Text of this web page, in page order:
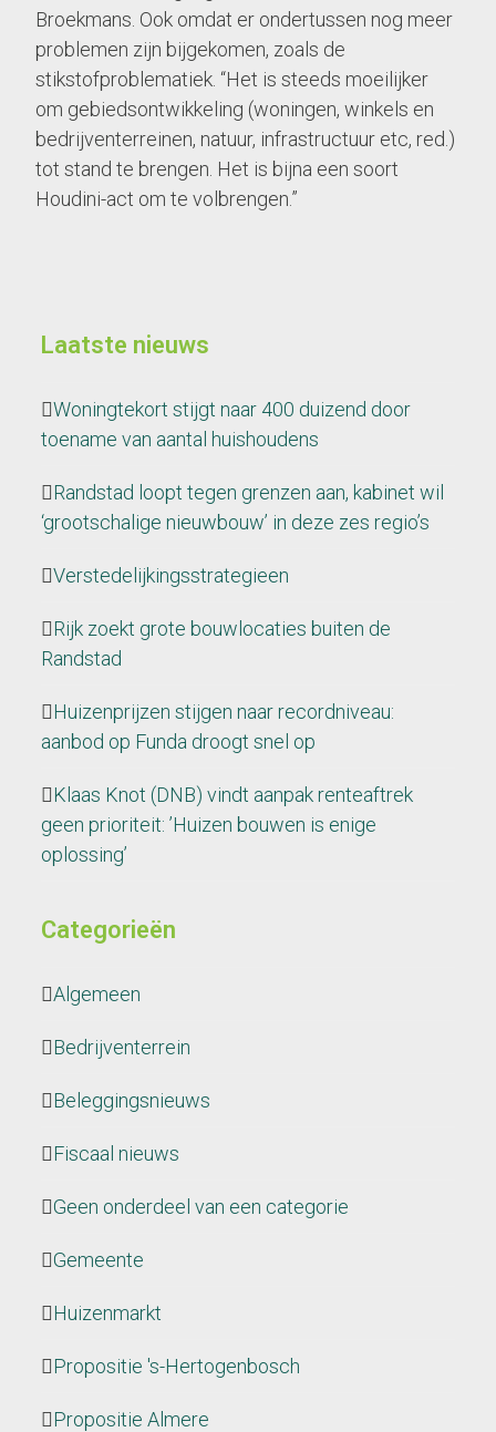
Broekmans. Ook omdat er ondertussen nog meer
problemen zijn bijgekomen, zoals de
stikstofproblematiek. “Het is steeds moeilijker
om gebiedsontwikkeling (woningen, winkels en
bedrijventerreinen, natuur, infrastructuur etc, red.)
tot stand te brengen. Het is bijna een soort
Houdini-act om te volbrengen.”
Laatste nieuws
Woningtekort stijgt naar 400 duizend door
toename van aantal huishoudens
Randstad loopt tegen grenzen aan, kabinet wil
‘grootschalige nieuwbouw’ in deze zes regio’s
Verstedelijkingsstrategieen
Rijk zoekt grote bouwlocaties buiten de
Randstad
Huizenprijzen stijgen naar recordniveau:
aanbod op Funda droogt snel op
Klaas Knot (DNB) vindt aanpak renteaftrek
geen prioriteit: ’Huizen bouwen is enige
oplossing’
Categorieën
Algemeen
Bedrijventerrein
Beleggingsnieuws
Fiscaal nieuws
Geen onderdeel van een categorie
Gemeente
Huizenmarkt
Propositie 's-Hertogenbosch
Propositie Almere